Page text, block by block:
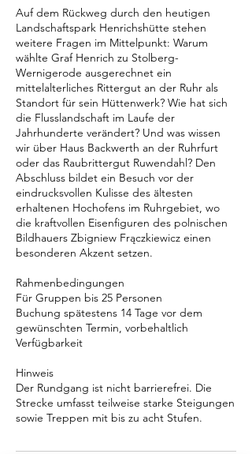
Auf dem Rückweg durch den heutigen
Landschaftspark Henrichshütte stehen
weitere Fragen im Mittelpunkt: Warum
wählte Graf Henrich zu Stolberg-
Wernigerode ausgerechnet ein
mittelalterliches Rittergut an der Ruhr als
Standort für sein Hüttenwerk? Wie hat sich
die Flusslandschaft im Laufe der
Jahrhunderte verändert? Und was wissen
wir über Haus Backwerth an der Ruhrfurt
oder das Raubrittergut Ruwendahl? Den
Abschluss bildet ein Besuch vor der
eindrucksvollen Kulisse des ältesten
erhaltenen Hochofens im Ruhrgebiet, wo
die kraftvollen Eisenfiguren des polnischen
Bildhauers Zbigniew Frączkiewicz einen
besonderen Akzent setzen.
Rahmenbedingungen
Für Gruppen bis 25 Personen
Buchung spätestens 14 Tage vor dem
gewünschten Termin, vorbehaltlich
Verfügbarkeit
Hinweis
Der Rundgang ist nicht barrierefrei. Die
Strecke umfasst teilweise starke Steigungen
sowie Treppen mit bis zu acht Stufen.